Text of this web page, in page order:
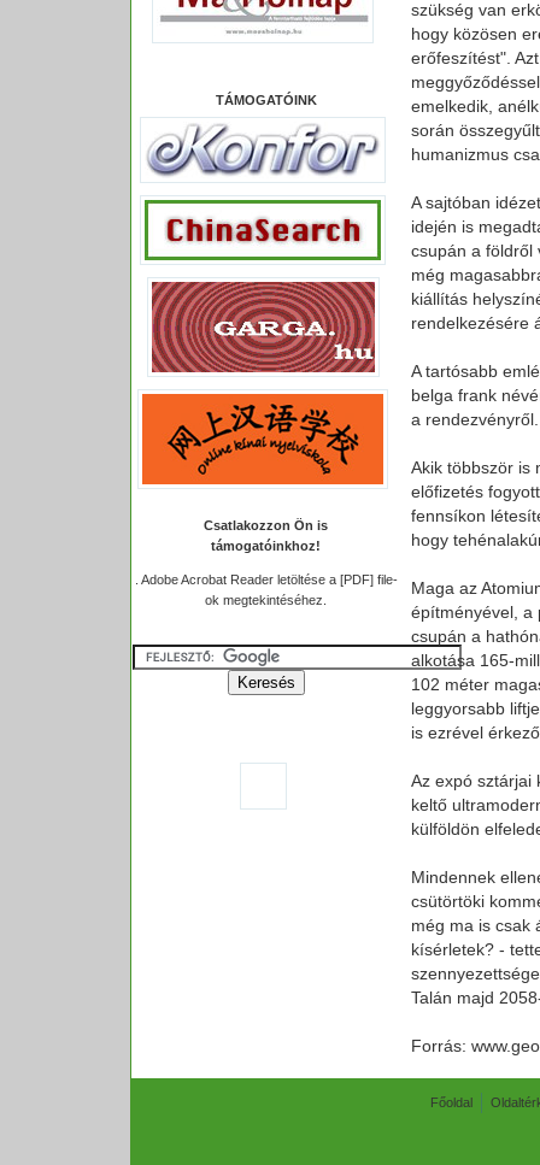
TÁMOGATÓINK
Csatlakozzon Ön is
támogatóinkhoz!
Adobe Acrobat Reader letöltése a [PDF] file-
ok megtekintéséhez.
szükség van
hogy közösen
erőfeszítést".
emelkedik,
során
humanizmus
A sajtóban
idején is
csupán a földről
még
kiállítás
rendelkezésére
A tartósabb
belga frank
a rendezvényről.
Akik többször is
előfizetés
fennsíkon
hogy
Maga az
építményével, a
csupán a
alkotása 165-
102 méter
leggyorsabb
is ezrével
Az expó sztárjai
keltő
külföldön
Mindennek
csütörtöki
még ma is csak
kísérletek? -
Talán majd
Forrás:
Főoldal